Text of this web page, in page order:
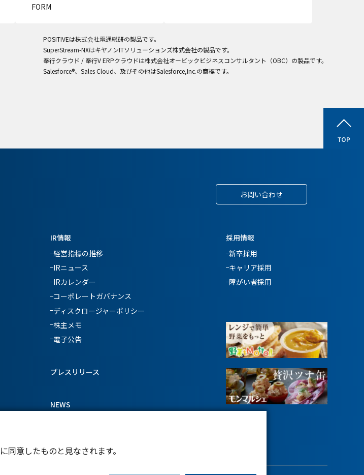
FORM
POSITIVEは株式会社電通総研の製品です。
SuperStream-NXはキヤノンITソリューションズ株式会社の製品です。
奉行クラウド / 奉行V ERPクラウドは株式会社オービックビジネスコンサルタント（OBC）の製品です。
Salesforce®、Sales Cloud、及びその他はSalesforce,Inc.の商標です。
お問い合わせ
IR情報
経営指標の推移
IRニュース
IRカレンダー
コーポレートガバナンス
ディスクロージャーポリシー
株主メモ
電子公告
プレスリリース
NEWS
採用情報
新卒採用
キャリア採用
障がい者採用
意したものと見なされます。